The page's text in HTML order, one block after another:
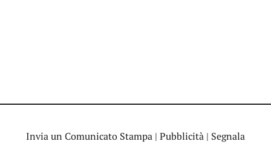
Invia un Comunicato Stampa | Pubblicità | Segnala